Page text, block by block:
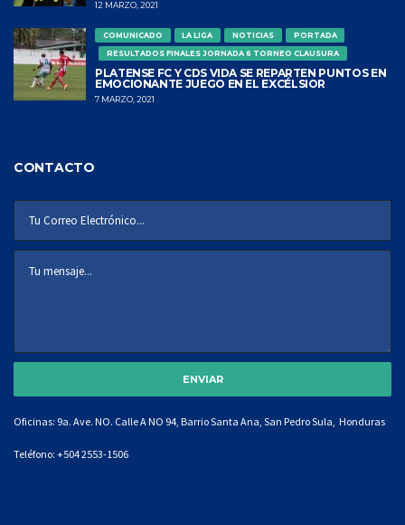
12 MARZO, 2021
COMUNICADO LA LIGA NOTICIAS
PORTADA
RESULTADOS FINALES JORNADA 6 TORNEO CLAUSURA
PLATENSE FC Y CDS VIDA SE REPARTEN PUNTOS EN
EMOCIONANTE JUEGO EN EL EXCÉLSIOR
7 MARZO, 2021
CONTACTO
Oficinas: 9a. Ave. NO. Calle A NO 94, Barrio Santa Ana, San Pedro Sula, Honduras
Teléfono: +504 2553-1506